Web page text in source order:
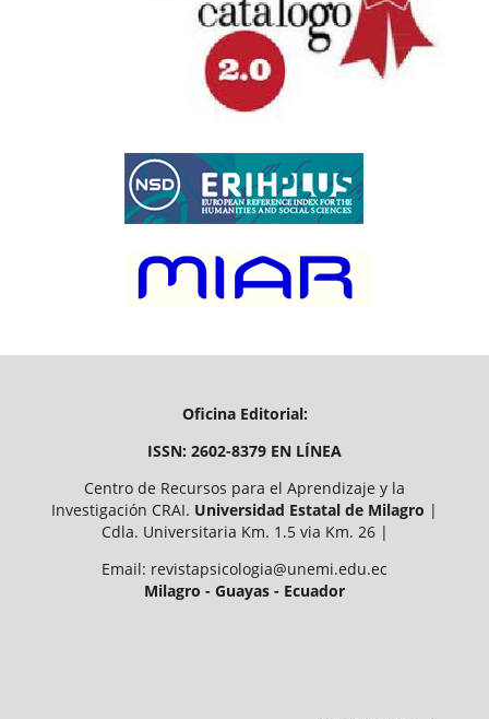
Oficina Editorial:
ISSN: 2602-8379 EN LÍNEA
Centro de Recursos para el Aprendizaje y la
Investigación CRAI. Universidad Estatal de Milagro |
Cdla. Universitaria Km. 1.5 via Km. 26 |
Email: revistapsicologia@unemi.edu.ec
Milagro - Guayas - Ecuador